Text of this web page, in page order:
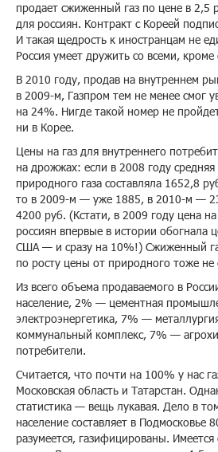
продает сжиженный газ по цене в 2,5
для россиян. Контракт с Кореей
И такая щедрость к иностранцам не
Россия умеет дружить со всеми, кроме
В 2010 году, продав на внутреннем
в 2009-м, Газпром тем не менее смог
на 24%. Нигде такой номер не
ни в Корее.
Цены на газ для внутреннего
на дрожжах: если в 2008 году средняя
природного газа составляла 1652,8
то в 2009-м — уже 1885, в 2010-м —
4200 руб. (Кстати, в 2009 году цена
россиян впервые в истории обогнала
США — и сразу на 10%!) Сжиженный
по росту цены от природного тоже не
Из всего объема продаваемого в
население, 2% — цементная
электроэнергетика, 7% —
коммунальный комплекс, 7% —
потребители.
Считается, что почти на 100% у нас
Московская область и Татарстан.
статистика — вещь лукавая. Дело в
население составляет в Подмосковье
разумеется, газифицированы.